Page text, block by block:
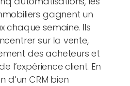
gagnent un
chaque semaine. Ils
sur la vente,
des acheteurs et
l’expérience client. En
d’un CRM bien